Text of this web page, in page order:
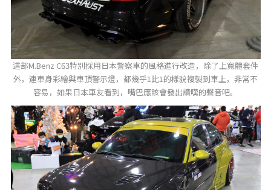
這部M.Benz C63特別採用日本警察車的風格進行改造，除了上寬體套件
外，連車身彩繪與車頂警示燈，都幾乎1比1的樣貌複製到車上，非常不
容易，如果日本車友看到，嘴巴應該會發出讚嘆的聲音吧。